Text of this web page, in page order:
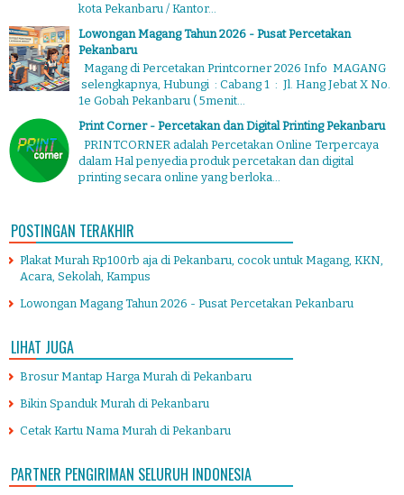
kota Pekanbaru / Kantor...
Lowongan Magang Tahun 2026 - Pusat Percetakan
Pekanbaru
Magang di Percetakan Printcorner 2026 Info MAGANG
selengkapnya, Hubungi : Cabang 1 : Jl. Hang Jebat X No.
1e Gobah Pekanbaru ( 5menit...
Print Corner - Percetakan dan Digital Printing Pekanbaru
PRINTCORNER adalah Percetakan Online Terpercaya
dalam Hal penyedia produk percetakan dan digital
printing secara online yang berloka...
POSTINGAN TERAKHIR
Plakat Murah Rp100rb aja di Pekanbaru, cocok untuk Magang, KKN,
Acara, Sekolah, Kampus
Lowongan Magang Tahun 2026 - Pusat Percetakan Pekanbaru
LIHAT JUGA
Brosur Mantap Harga Murah di Pekanbaru
Bikin Spanduk Murah di Pekanbaru
Cetak Kartu Nama Murah di Pekanbaru
PARTNER PENGIRIMAN SELURUH INDONESIA